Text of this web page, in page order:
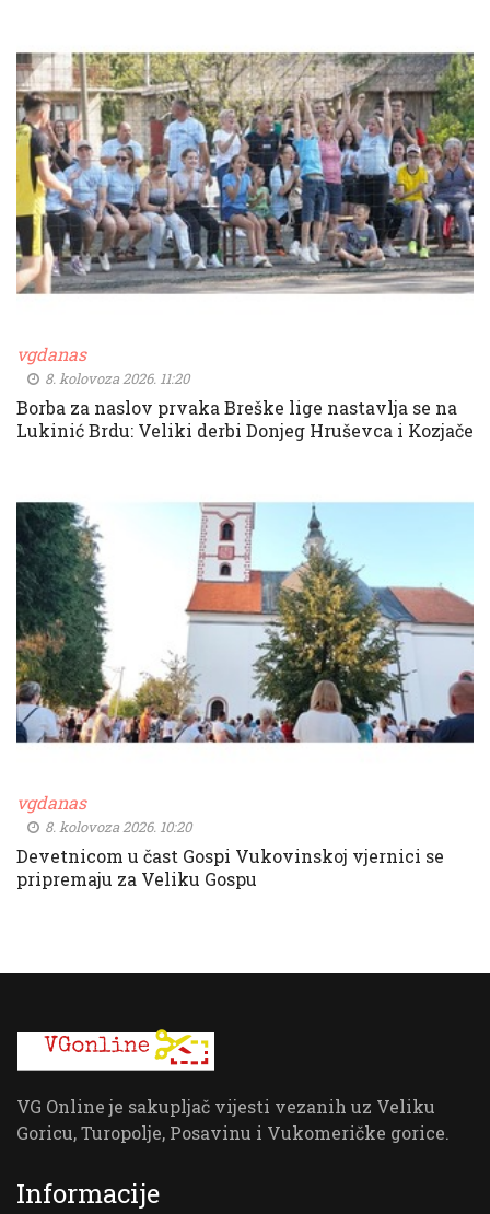
vgdanas
8. kolovoza 2026. 11:20
Borba za naslov prvaka Breške lige nastavlja se na
Lukinić Brdu: Veliki derbi Donjeg Hruševca i Kozjače
vgdanas
8. kolovoza 2026. 10:20
Devetnicom u čast Gospi Vukovinskoj vjernici se
pripremaju za Veliku Gospu
VG Online je sakupljač vijesti vezanih uz Veliku
Goricu, Turopolje, Posavinu i Vukomeričke gorice.
Informacije